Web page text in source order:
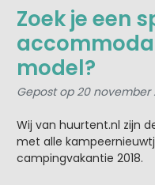
Zoek je een
model?
Gepost op 20 november
Wij van huurtent.nl zijn
met alle
campingvakantie 2018.